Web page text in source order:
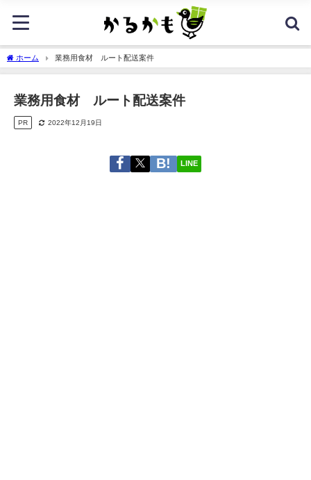
ホーム 業務用食材 ルート配送案件
業務用食材 ルート配送案件
PR 2022年12月19日
LINE